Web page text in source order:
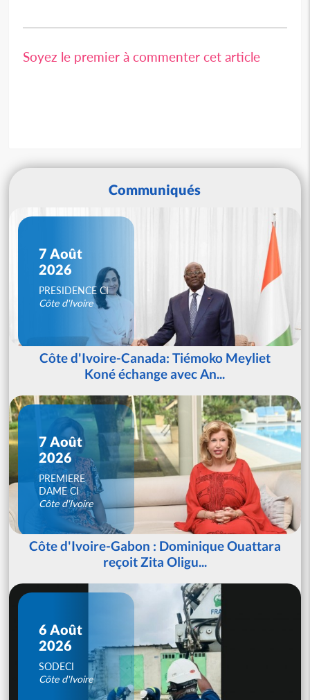
Soyez le premier à commenter cet article
Communiqués
7 Août
2026
PRESIDENCE CI
Côte d'Ivoire
Côte d'Ivoire-Canada: Tiémoko Meyliet
Koné échange avec An...
7 Août
2026
PREMIERE
DAME CI
Côte d'Ivoire
Côte d'Ivoire-Gabon : Dominique Ouattara
reçoit Zita Oligu...
6 Août
2026
SODECI
Côte d'Ivoire